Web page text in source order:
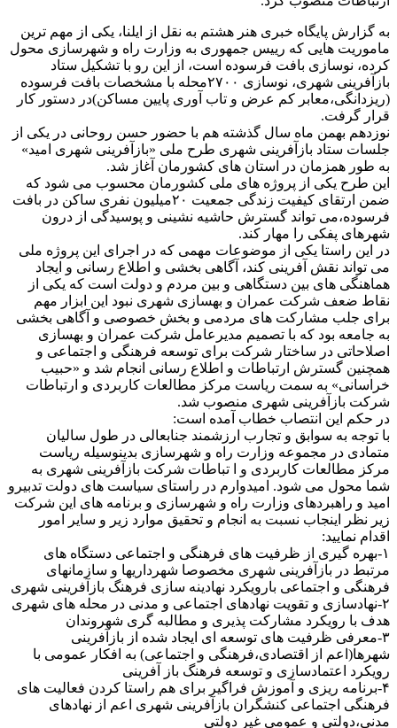
به گزارش پایگاه خبری هنر هشتم به نقل از ایلنا، یکی از مهم ترین
ماموریت هایی که رییس جمهوری به وزارت راه و شهرسازی محول
کرده، نوسازی بافت فرسوده است، از این رو با تشکیل ستاد
بازآفرینی شهری، نوسازی ٢٧٠٠محله با مشخصات بافت فرسوده
(ریزدانگی،معابر کم عرض و تاب آوری پایین مساکن)در دستور کار
قرار گرفت.
نوزدهم بهمن ماه سال گذشته هم با حضور حسن روحانی در یکی از
جلسات ستاد بازآفرینی شهری طرح ملی «بازآفرینی شهری امید»
به طور همزمان در استان های کشورمان آغاز شد.
این طرح یکی از پروژه های ملی کشورمان محسوب می شود که
ضمن ارتقای کیفیت زندگی جمعیت ٢٠میلیون نفری ساکن در بافت
فرسوده،می تواند گسترش حاشیه نشینی و پوسیدگی از درون
شهرهای پفکی را مهار کند.
در این راستا یکی از موضوعات مهمی که در اجرای این پروژه ملی
می تواند نقش آفرینی کند، آگاهی بخشی و اطلاع رسانی و ایجاد
هماهنگی های بین دستگاهی و بین مردم و دولت است که یکی از
نقاط ضعف شرکت عمران و بهسازی شهری نبود این ابزار مهم
برای جلب مشارکت های مردمی و بخش خصوصی و آگاهی بخشی
به جامعه بود که با تصمیم مدیرعامل شرکت عمران و بهسازی
اصلاحاتی در ساختار شرکت برای توسعه فرهنگی و اجتماعی و
همچنین گسترش ارتباطات و اطلاع رسانی انجام شد و «حبیب
خراسانی» به سمت ریاست مرکز مطالعات کاربردی و ارتباطات
شرکت بازآفرینی شهری منصوب شد.
در حکم این انتصاب خطاب آمده است:
با توجه به سوابق و تجارب ارزشمند جنابعالی در طول سالیان
متمادی در مجموعه وزارت راه و شهرسازی بدینوسیله ریاست
مرکز مطالعات کاربردی و ا تباطات شرکت بازآفرینی شهری به
شما محول می شود. امیدوارم در راستای سیاست های دولت تدبیرو
امید و راهبردهای وزارت راه و شهرسازی و برنامه های این شرکت
زیر نظر اینجاب نسبت به انجام و تحقیق موارد زیر و سایر امور
اقدام نمایید:
١-بهره گیری از ظرفیت های فرهنگی و اجتماعی دستگاه های
مرتبط در بازآفرینی شهری مخصوصا شهرداریها و سازمانهای
فرهنگی و اجتماعی بارویکرد نهادینه سازی فرهنگ بازآفرینی شهری
٢-نهادسازی و تقویت نهادهای اجتماعی و مدنی در محله های شهری
هدف با رویکرد مشارکت پذیری و مطالبه گری شهروندان
٣-معرفی ظرفیت های توسعه ای ایجاد شده از بازآفرینی
شهرها(اعم از اقتصادی،فرهنگی و اجتماعی) به افکار عمومی با
رویکرد اعتمادسازی و توسعه فرهنگ باز آفرینی
۴-برنامه ریزی و آموزش فراگیر برای هم راستا کردن فعالیت های
فرهنگی اجتماعی کنشگران بازآفرینی شهری اعم از نهادهای
مدنی،دولتی و عمومی غیر دولتی